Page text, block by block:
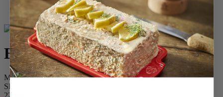
Moulins à poivre en bois
Bistro
Bistro
Moulin à poivre manuel en bois couleur chocolat 10 cm
SKU
22594